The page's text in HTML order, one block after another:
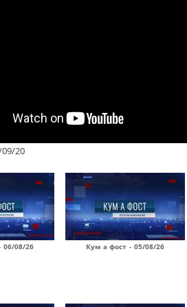
20
06/08/26 Кум а фост - 05/08/26